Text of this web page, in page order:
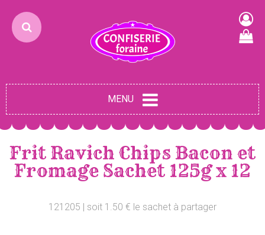
MENU
Frit Ravich Chips Bacon et
Fromage Sachet 125g x 12
121205 | soit 1.50 € le sachet à partager